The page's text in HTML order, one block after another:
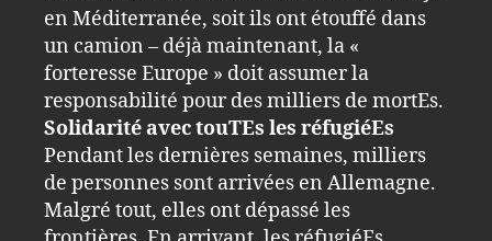
en Méditerranée, soit ils ont étouffé dans
un camion – déjà maintenant, la «
forteresse Europe » doit assumer la
responsabilité pour des milliers de mortEs.
Solidarité avec touTEs les réfugiéEs
Pendant les dernières semaines, milliers
de personnes sont arrivées en Allemagne.
Malgré tout, elles ont dépassé les